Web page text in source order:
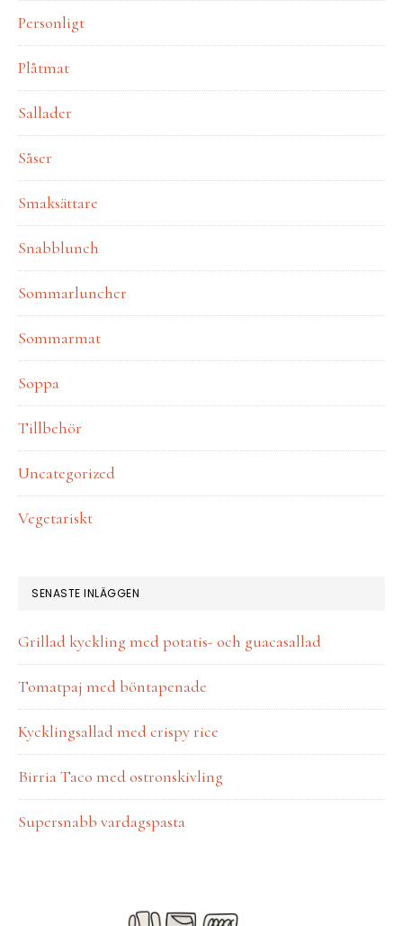
Personligt
Plåtmat
Sallader
Såser
Smaksättare
Snabblunch
Sommarluncher
Sommarmat
Soppa
Tillbehör
Uncategorized
Vegetariskt
SENASTE INLÄGGEN
Grillad kyckling med potatis- och guacasallad
Tomatpaj med böntapenade
Kycklingsallad med crispy rice
Birria Taco med ostronskivling
Supersnabb vardagspasta